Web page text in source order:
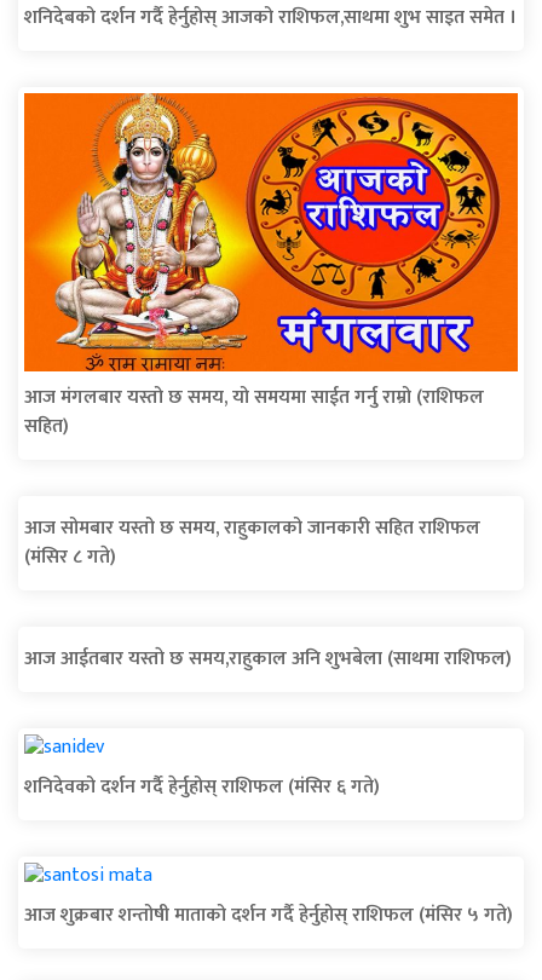
शनिदेबको दर्शन गर्दै हेर्नुहोस् आजको राशिफल,साथमा शुभ साइत समेत ।
आज मंगलबार यस्तो छ समय, यो समयमा साईत गर्नु राम्रो (राशिफल
सहित)
आज सोमबार यस्तो छ समय, राहुकालको जानकारी सहित राशिफल
(मंसिर ८ गते)
आज आईतबार यस्ताे छ समय,राहुकाल अनि शुभबेला (साथमा राशिफल)
शनिदेवको दर्शन गर्दै हेर्नुहोस् राशिफल (मंसिर ६ गते)
आज शुक्रबार शन्तोषी माताको दर्शन गर्दै हेर्नुहोस् राशिफल (मंसिर ५ गते)